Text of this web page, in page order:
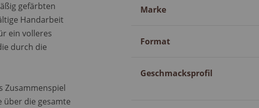
gefärbten
Handarbeit
ein volleres
durch die
Zusammenspiel
über die gesamte
Marke
Format
Geschmacksprofil